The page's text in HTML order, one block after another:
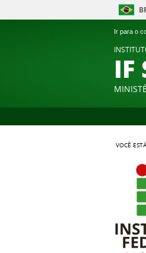
Ir para o
IF
VOCÊ